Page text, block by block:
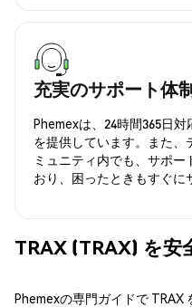
充実のサポート体
Phemexは、24時間365日
を提供しています。また
ミュニティ内でも、サポ
おり、困ったときもすぐに
TRAX (TRAX) を安
Phemexの専門ガイドで TRAX